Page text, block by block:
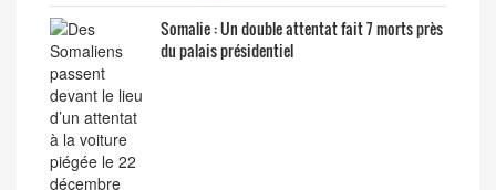
Somalie : Un double attentat fait 7 morts près
du palais présidentiel